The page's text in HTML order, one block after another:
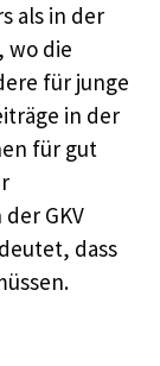
als in der
wo die
für junge
in der
für gut
GKV
dass
.